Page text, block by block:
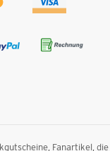
Fanartikel,